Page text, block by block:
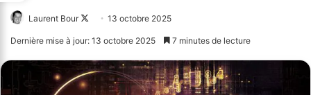
Laurent Bour
Follow13 octobre 2025
Dernière mise à jour: 13 octobre 2025 7 minutes de lecture